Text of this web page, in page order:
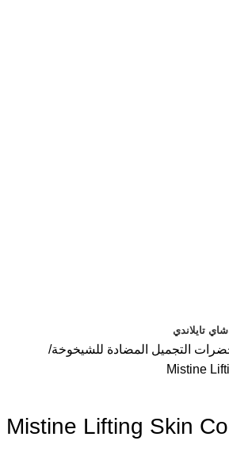
شاي تايلاندي
التجميل المضادة للشيخوخة
Mistine
Mistine Lifting Skin